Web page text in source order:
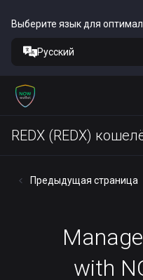
Выберите язык для
Русский
REDX (REDX)
Предыдущая страница
with